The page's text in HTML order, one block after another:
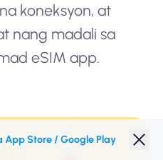
koneksyon, at
nang madali sa
eSIM app.
Store / Google Play